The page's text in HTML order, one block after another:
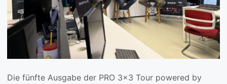
Die fünfte Ausgabe der PRO 3×3 Tour powered by